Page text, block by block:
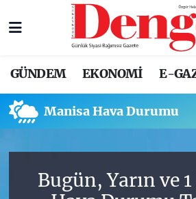
GÜNDEM EKONOMİ E-
Manisa Hava Durumu
Bugün, Yarın ve
Nöbetçi Eczaneler
Trafik Durumu
Süper Lig Puan Durumu
Tüm Manşetler